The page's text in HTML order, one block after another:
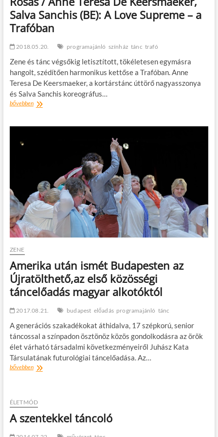
Salva Sanchis (BE): A Love Supreme – a
Trafóban
2018.05.20. programajánló színház tánc trafó
Zene és tánc végsőkig letisztított, tökéletesen egymásra
hangolt, szédítően harmonikus kettőse a Trafóban. Anne
Teresa De Keersmaeker, a kortárstánc úttörő nagyasszonya
és Salva Sanchis koreográfus…
bővebbenRosas
Love
Supreme
–
Trafóban
ZENE
Amerika után ismét Budapesten az
Újratölthető,az első közösségi
táncelőadás magyar alkotóktól
2017.08.21. budapest előadás programajánló tánc
A generációs szakadékokat áthidalva, 17 szépkorú, senior
táncossal a színpadon ösztönöz közös gondolkodásra az örök
élet várható társadalmi következményeiről Juhász Kata
Társulatának futurológiai táncelőadása. Az…
bővebbenAmerika
az
első
ÉLETMÓD
A szentekkel táncoló